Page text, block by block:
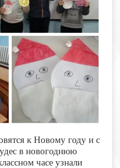
к Новому году и с
в новогоднюю
часе узнали